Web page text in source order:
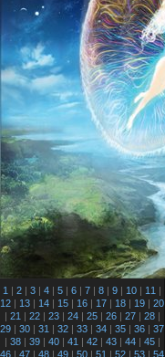
1 | 2 | 3 | 4 | 5 | 6 | 7 | 8 | 9 | 10 | 11 |
12 | 13 | 14 | 15 | 16 | 17 | 18 | 19 | 20
| 21 | 22| 23| 24| 25| 26| 27| 28|
29 | 30 | 31 | 32 | 33 | 34 | 35 | 36 | 37
| 38| 39| 40| 41 | 42| 43| 44| 45|
46 | 47 | 48 | 49 | 50 | 51 | 52 | 53 | 54